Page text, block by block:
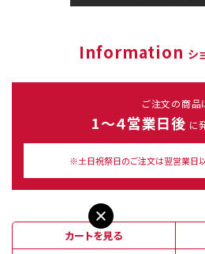
Information シ
ご注文の商品
1～４営業日後 に
※土日祝祭日のご注文は翌営業日以
カートを見る